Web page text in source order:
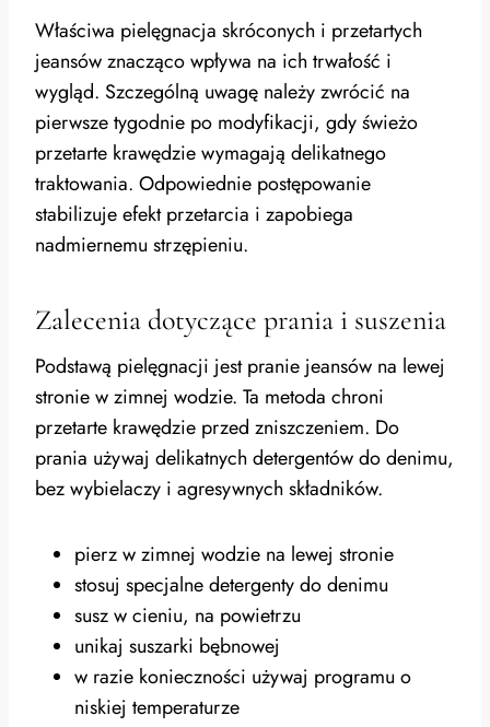
Właściwa pielęgnacja skróconych i przetartych
jeansów znacząco wpływa na ich trwałość i
wygląd. Szczególną uwagę należy zwrócić na
pierwsze tygodnie po modyfikacji, gdy świeżo
przetarte krawędzie wymagają delikatnego
traktowania. Odpowiednie postępowanie
stabilizuje efekt przetarcia i zapobiega
nadmiernemu strzępieniu.
Zalecenia dotyczące prania i suszenia
Podstawą pielęgnacji jest pranie jeansów na lewej
stronie w zimnej wodzie. Ta metoda chroni
przetarte krawędzie przed zniszczeniem. Do
prania używaj delikatnych detergentów do denimu,
bez wybielaczy i agresywnych składników.
pierz w zimnej wodzie na lewej stronie
stosuj specjalne detergenty do denimu
susz w cieniu, na powietrzu
unikaj suszarki bębnowej
w razie konieczności używaj programu o
niskiej temperaturze